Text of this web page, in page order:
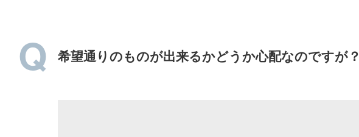
希望通りのものが出来るかどうか心配なのですが？